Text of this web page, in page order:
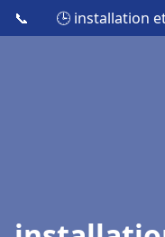
📞 🕒 installation